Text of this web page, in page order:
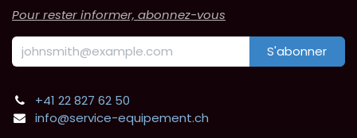
Pour rester informer, abonnez-vous
S'abonner
+41 22 827 62 50
info@service-equipement.ch